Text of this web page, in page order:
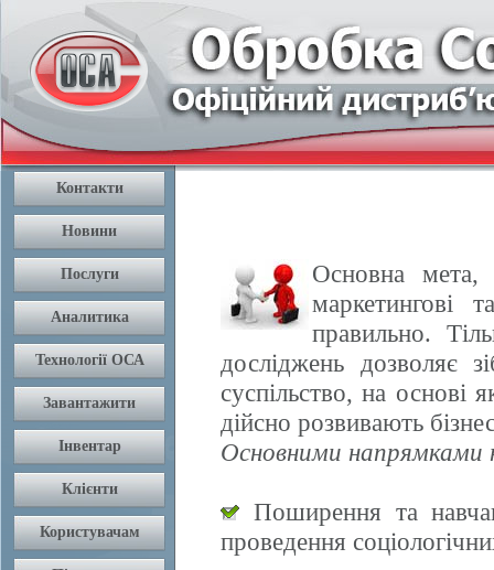
Основна мета,
маркетингові
правильно.
досліджень дозволяє
суспільство, на основі
дійсно розвивають
Основними напрямками
Поширення та
проведення